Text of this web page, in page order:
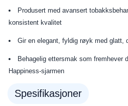
Produsert med avansert
konsistent kvalitet
Gir en elegant, fyldig røyk med glatt,
Behagelig ettersmak som fremhever
Happiness-sjarmen
Spesifikasjoner